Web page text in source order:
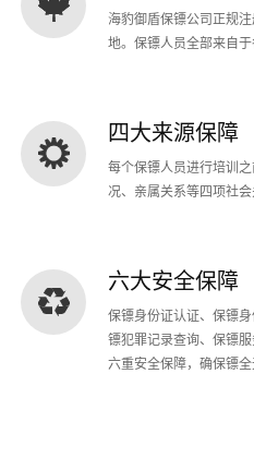
海豹御盾保镖公司正规
地。保镖人员全部来自
四大来源保障
每个保镖人员进行培训
况、亲属关系等四项社
六大安全保障
保镖身份证认证、保镖
镖犯罪记录查询、保镖
六重安全保障，确保镖全